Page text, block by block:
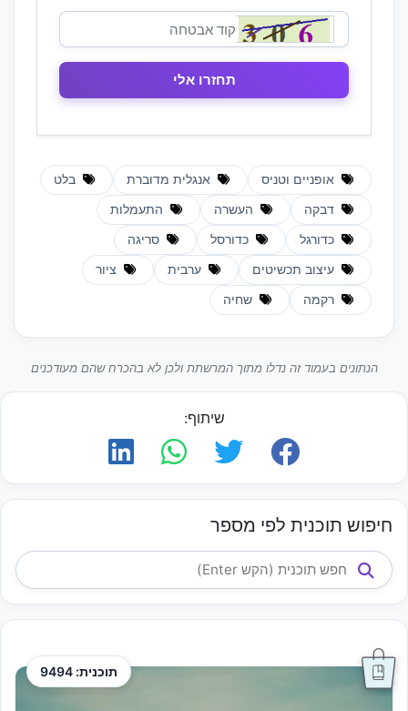
אופניים וטניס אנגלית מדוברת בלט
דבקה העשרה התעמלות
כדורגל כדורסל סריגה
עיצוב תכשיטים ערבית ציור
רקמה שחיה
הנתונים בעמוד זה נדלו מתוך המרשתת ולכן לא בהכרח שהם מעודכנים
שיתוף:
חיפוש תוכנית לפי מספר
תוכנית: 9494